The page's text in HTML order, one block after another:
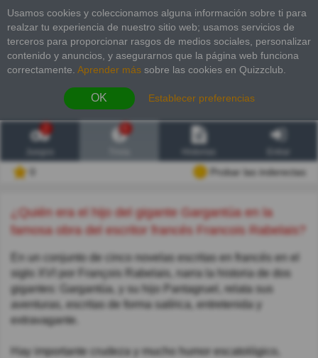
Usamos cookies y coleccionamos alguna información sobre ti para
realzar tu experiencia de nuestro sitio web; usamos servicios de
terceros para proporcionar rasgos de medios sociales, personalizar
contenido y anuncios, y asegurarnos que la página web funciona
correctamente. Aprender más sobre las cookies en Quizzclub.
OK Establecer preferencias
2
Probar las inderectas
¿Quién era el hijo del gigante Gargantúa en la
famosa obra del escritor francés Francois Rabelais?
En un conjunto de cinco novelas escritas en francés en el
siglo XVI por François Rabelais, narra la historia de dos
gigantes: Gargantúa, y su hijo Pantagruel, relata sus
aventuras, escritas de forma satírica, entretenida y
extravagante.
Hay importante crudeza y mucho humor escatológico,